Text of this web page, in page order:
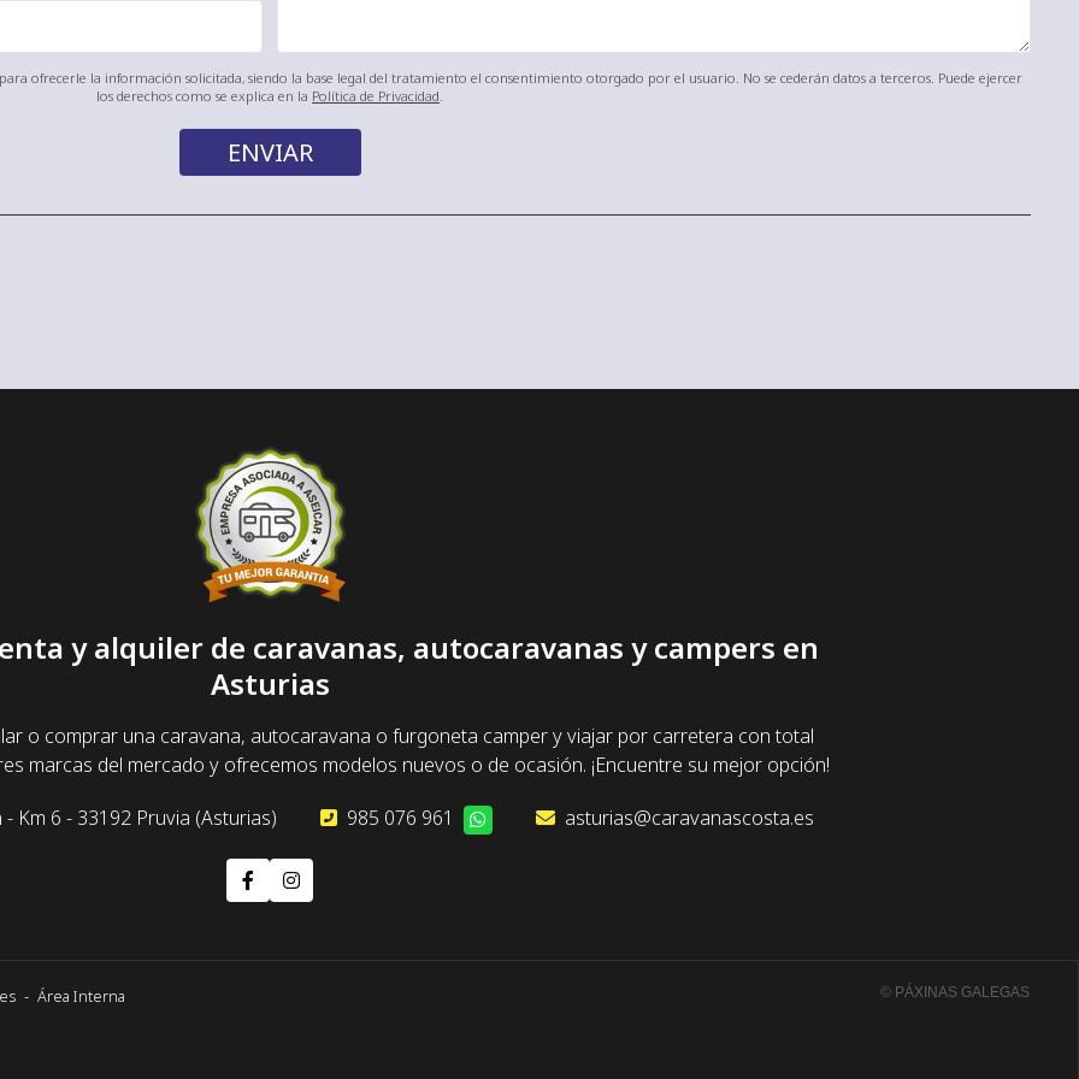
ofrecerle la información solicitada, siendo la base legal del tratamiento el consentimiento otorgado por el usuario. No se cederán datos a terceros. Puede ejercer
los derechos como se explica en la Política de Privacidad
y alquiler de caravanas, autocaravanas y campers en
Asturias
o comprar una caravana, autocaravana o furgoneta camper y viajar por carretera con total
marcas del mercado y ofrecemos modelos nuevos o de ocasión. ¡Encuentre su mejor opción!
Km 6 - 33192 Pruvia (Asturias)
985 076 961 asturias@caravanascosta.es
- Área Interna © PÁXINAS GALEGAS